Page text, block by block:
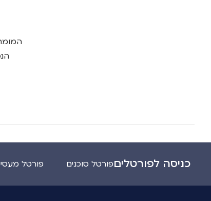
כניסה לפורטליםפורטל סוכנים פורטל